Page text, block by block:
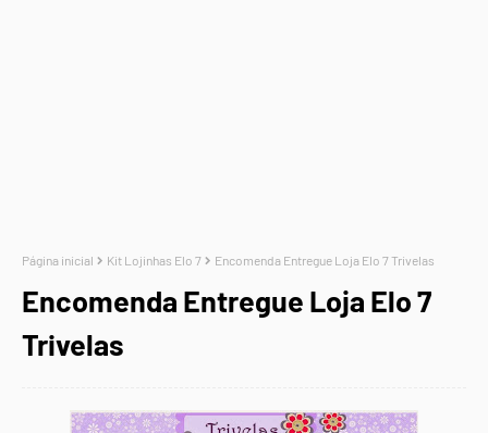
Página inicial Kit Lojinhas Elo 7 Encomenda Entregue Loja Elo 7 Trivelas
Encomenda Entregue Loja Elo 7
Trivelas